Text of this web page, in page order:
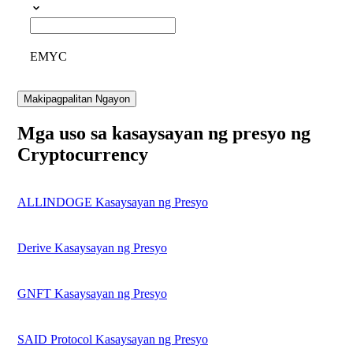
EMYC
Makipagpalitan Ngayon
Mga uso sa kasaysayan ng presyo ng
Cryptocurrency
ALLINDOGE Kasaysayan ng Presyo
Derive Kasaysayan ng Presyo
GNFT Kasaysayan ng Presyo
SAID Protocol Kasaysayan ng Presyo